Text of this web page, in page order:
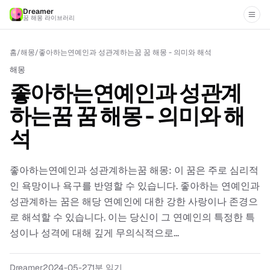
Dreamer
꿈 해몽 라이브러리
홈/해몽/좋아하는연예인과 성관계하는꿈 꿈 해몽 - 의미와 해석
해몽
좋아하는연예인과 성관계
하는꿈 꿈 해몽 - 의미와 해
석
좋아하는연예인과 성관계하는꿈 해몽: 이 꿈은 주로 심리적
인 욕망이나 욕구를 반영할 수 있습니다. 좋아하는 연예인과
성관계하는 꿈은 해당 연예인에 대한 강한 사랑이나 존경으
로 해석할 수 있습니다. 이는 당신이 그 연예인의 특정한 특
성이나 성격에 대해 깊게 무의식적으로...
Dreamer2024-05-271분 읽기